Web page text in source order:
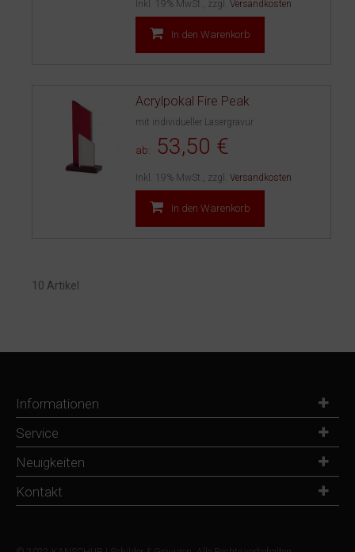
Inkl. 19% MwSt. zzgl. Versandkosten
In den Warenkorb
Acrylpokal Fire Peak
mit individueller Lasergravur
ab: 53,50 €
Inkl. 19% MwSt. zzgl. Versandkosten
In den Warenkorb
10 Artikel
Informationen
Service
Neuigkeiten
Kontakt